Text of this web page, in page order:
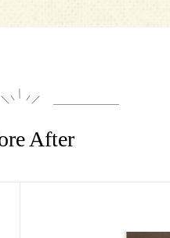
After